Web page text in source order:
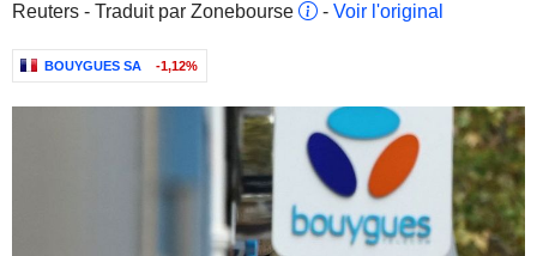
Reuters - Traduit par Zonebourse
- Voir l'original
BOUYGUES SA -1,12%